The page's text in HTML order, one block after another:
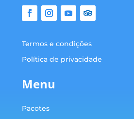
Termos e condições
Política de privacidade
Menu
Pacotes